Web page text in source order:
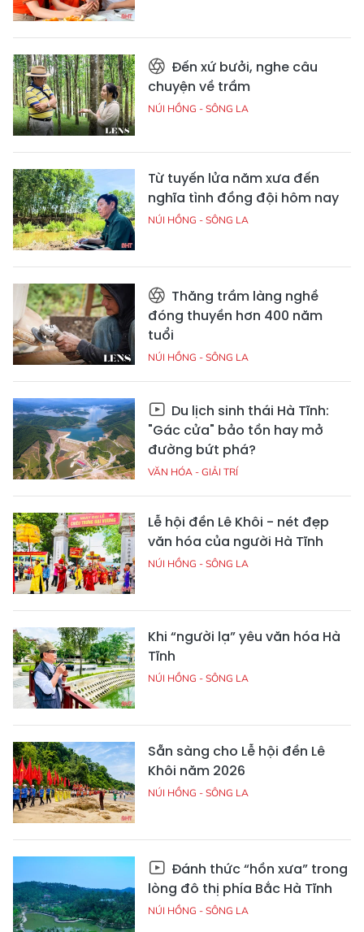
Đến xứ bưởi, nghe câu
chuyện về trầm
NÚI HỒNG - SÔNG LA
Từ tuyến lửa năm xưa đến
nghĩa tình đồng đội hôm nay
NÚI HỒNG - SÔNG LA
Thăng trầm làng nghề
đóng thuyền hơn 400 năm
tuổi
NÚI HỒNG - SÔNG LA
Du lịch sinh thái Hà Tĩnh:
"Gác cửa" bảo tồn hay mở
đường bứt phá?
VĂN HÓA - GIẢI TRÍ
Lễ hội đền Lê Khôi - nét đẹp
văn hóa của người Hà Tĩnh
NÚI HỒNG - SÔNG LA
Khi “người lạ” yêu văn hóa Hà
Tĩnh
NÚI HỒNG - SÔNG LA
Sẵn sàng cho Lễ hội đền Lê
Khôi năm 2026
NÚI HỒNG - SÔNG LA
Đánh thức “hồn xưa” trong
lòng đô thị phía Bắc Hà Tĩnh
NÚI HỒNG - SÔNG LA